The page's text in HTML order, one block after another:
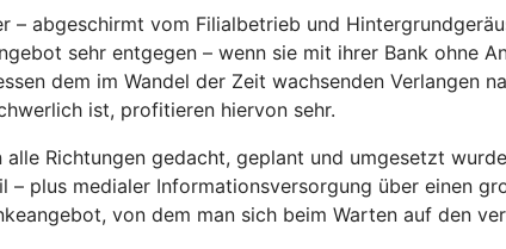
– abgeschirmt vom Filialbetrieb und
sehr entgegen – wenn sie mit ihrer Bank ohne
dem im Wandel der Zeit wachsenden Verlangen
ist, profitieren hiervon sehr.
Richtungen gedacht, geplant und umgesetzt
– plus medialer Informationsversorgung über einen
von dem man sich beim Warten auf den